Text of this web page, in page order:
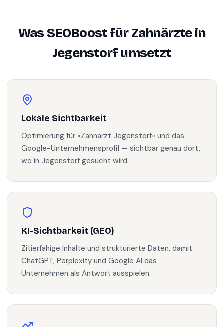
Was SEOBoost fürZahnärztein
Jegenstorfumsetzt
Lokale Sichtbarkeit
Optimierung für «Zahnarzt Jegenstorf» und das
Google-Unternehmensprofil — sichtbar genau dort,
wo in Jegenstorf gesucht wird.
KI-Sichtbarkeit (GEO)
Zitierfähige Inhalte und strukturierte Daten, damit
ChatGPT, Perplexity und Google AI das
Unternehmen als Antwort ausspielen.